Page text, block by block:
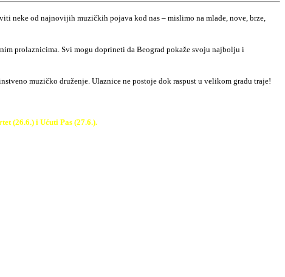
neke od najnovijih muzičkih pojava kod nas – mislimo na mlade, nove, brze,
prolaznicima. Svi mogu doprineti da Beograd pokaže svoju najbolju i
muzičko druženje. Ulaznice ne postoje dok raspust u velikom gradu traje!
(26.6.) i Ućuti Pas (27.6.).